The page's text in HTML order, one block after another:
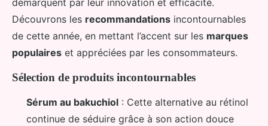
démarquent par leur innovation et efficacité.
Découvrons les recommandations incontournables
de cette année, en mettant l’accent sur les marques
populaires et appréciées par les consommateurs.
Sélection de produits incontournables
Sérum au bakuchiol : Cette alternative au rétinol
continue de séduire grâce à son action douce